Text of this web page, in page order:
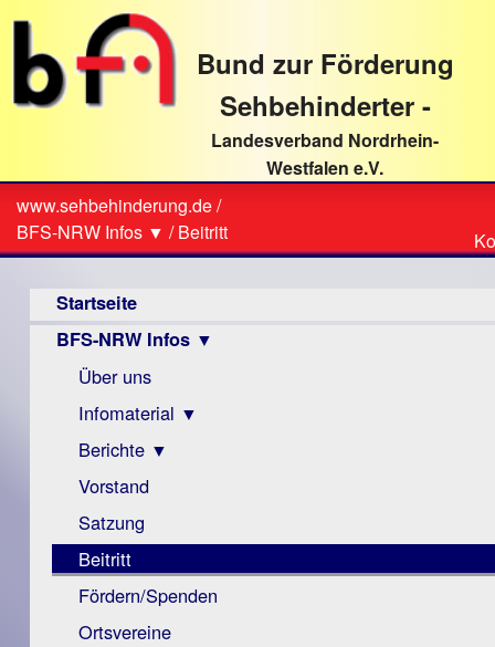
direkt
Textinhalt
Bund zur Förderung
Sehbehinderter -
Landesverband Nordrhein-
Westfalen e.V.
Sie
sind
hier
www.sehbehinderung.de/
BFS-NRW Infos ▼ /Beitritt
Startseite
BFS-NRW Infos ▼
Über uns
Infomaterial ▼
Visus
Zeitschrift
Monokular
Mac
Instagram-
Links
Berichte ▼
Archiv
Berichte
Vorstand
Satzung
Beitritt
Fördern/Spenden
Ortsvereine